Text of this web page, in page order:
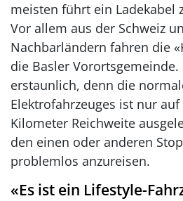
meisten führt ein Ladekabel
Vor allem aus der Schweiz
Nachbarländern fahren die
die Basler
erstaunlich, denn die
Elektrofahrzeuges ist nur auf
Kilometer Reichweite
den einen oder anderen
problemlos anzureisen.
«Es ist ein Lifestyle-